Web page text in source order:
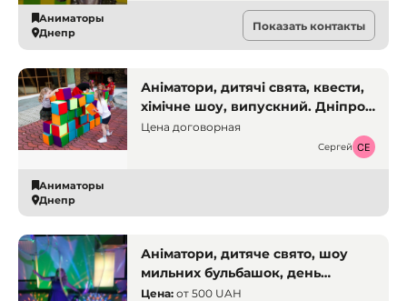
Аниматоры
Днепр
Показать контакты
Аніматори, дитячі свята, квести,
хімічне шоу, випускний. Дніпро.
Аніматори
Цена договорная
Сергей
Аниматоры
Днепр
Аніматори, дитяче свято, шоу
мильних бульбашок, день
народження. Кривий Ріг
Цена: от 500 UAH